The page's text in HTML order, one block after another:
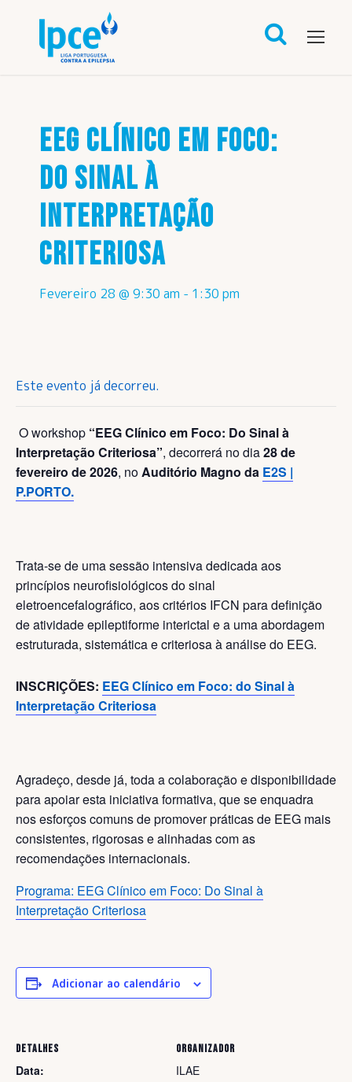
EEG CLÍNICO EM FOCO:
DO SINAL À
INTERPRETAÇÃO
CRITERIOSA
Fevereiro 28 @ 9:30 am - 1:30 pm
Este evento já decorreu.
O workshop “EEG Clínico em Foco: Do Sinal à
Interpretação Criteriosa”, decorrerá no dia28 de
fevereiro de 2026, noAuditório Magno da E2S |
P.PORTO.
Trata-se de uma sessão intensiva dedicada aos
princípios neurofisiológicos do sinal
eletroencefalográfico, aos critérios IFCN para definição
de atividade epileptiforme interictal e a uma abordagem
estruturada, sistemática e criteriosa à análise do EEG.
INSCRIÇÕES: EEG Clínico em Foco: do Sinal à
Interpretação Criteriosa
Agradeço, desde já, toda a colaboração e disponibilidade
para apoiar esta iniciativa formativa, que se enquadra
nos esforços comuns de promover práticas de EEG mais
consistentes, rigorosas e alinhadas com as
recomendações internacionais.
Programa: EEG Clínico em Foco: Do Sinal à
Interpretação Criteriosa
Adicionar ao calendário
DETALHES
Data:
ORGANIZADOR
ILAE